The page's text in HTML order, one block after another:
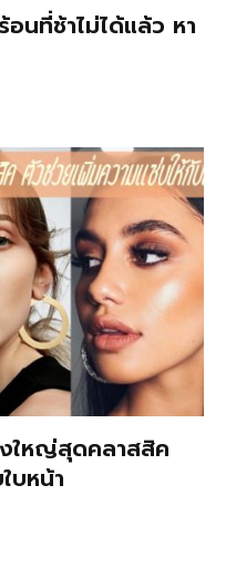
นที่ช้าไม่ได้แล้ว หา
ใหญ่สุดคลาสสิค
บหน้า